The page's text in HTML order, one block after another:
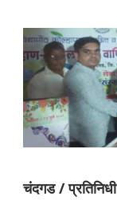
चंदगड / प्रतिनिधी